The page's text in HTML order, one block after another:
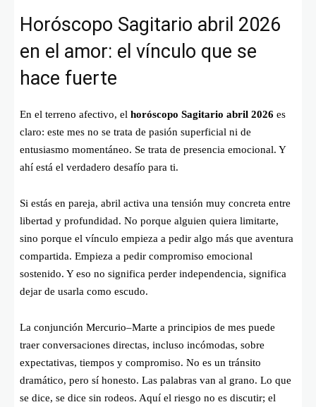
Horóscopo Sagitario abril 2026
en el amor: el vínculo que se
hace fuerte
En el terreno afectivo, el horóscopo Sagitario abril 2026 es
claro: este mes no se trata de pasión superficial ni de
entusiasmo momentáneo. Se trata de presencia emocional. Y
ahí está el verdadero desafío para ti.
Si estás en pareja, abril activa una tensión muy concreta entre
libertad y profundidad. No porque alguien quiera limitarte,
sino porque el vínculo empieza a pedir algo más que aventura
compartida. Empieza a pedir compromiso emocional
sostenido. Y eso no significa perder independencia, significa
dejar de usarla como escudo.
La conjunción Mercurio–Marte a principios de mes puede
traer conversaciones directas, incluso incómodas, sobre
expectativas, tiempos y compromiso. No es un tránsito
dramático, pero sí honesto. Las palabras van al grano. Lo que
se dice, se dice sin rodeos. Aquí el riesgo no es discutir; el